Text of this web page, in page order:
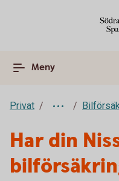
Meny
Privat
Har din